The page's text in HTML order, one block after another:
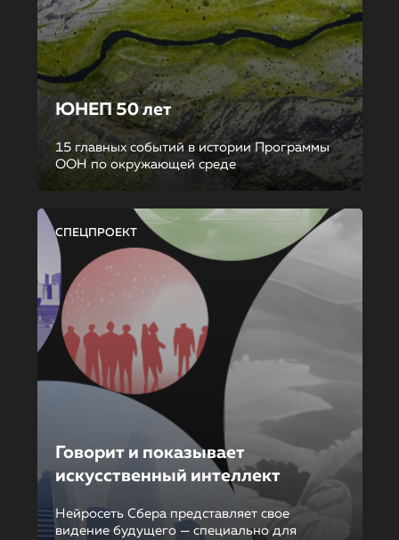
ЮНЕП 50 лет
15 главных событий в истории Программы
ООН по окружающей среде
СПЕЦПРОЕКТ
Говорит и показывает
искусственный интеллект
Нейросеть Сбера представляет свое
видение будущего — специально для